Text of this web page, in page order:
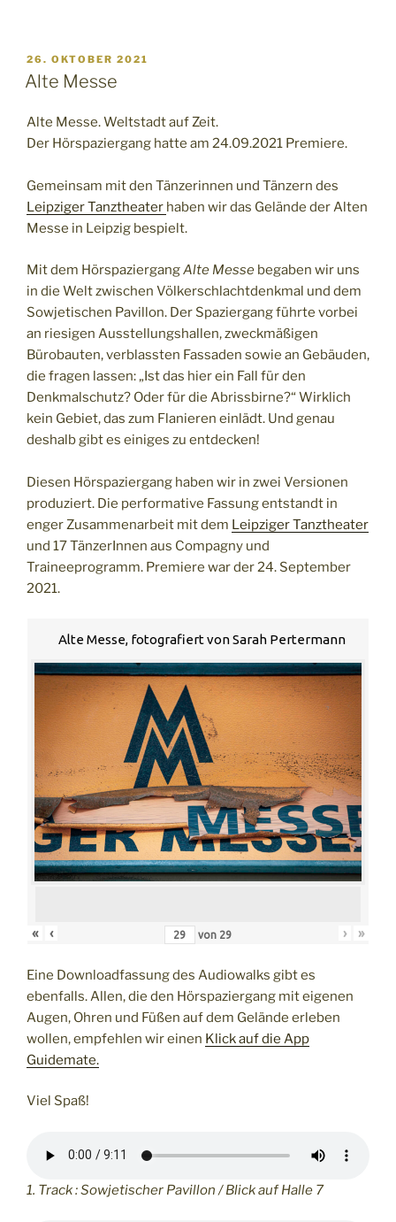
VERÖFFENTLICHT
AM
26. OKTOBER 2021
Alte Messe
Alte Messe. Weltstadt auf Zeit.
Der Hörspaziergang hatte am 24.09.2021 Premiere.
Gemeinsam mit den Tänzerinnen und Tänzern des
Leipziger Tanztheater haben wir das Gelände der Alten
Messe in Leipzig bespielt.
Mit dem HörspaziergangAlte Messe begaben wir uns
in die Welt zwischen Völkerschlachtdenkmal und dem
Sowjetischen Pavillon. Der Spaziergang führte vorbei
an riesigen Ausstellungshallen, zweckmäßigen
Bürobauten, verblassten Fassaden sowie an Gebäuden,
die fragen lassen: „Ist das hier ein Fall für den
Denkmalschutz? Oder für die Abrissbirne?“ Wirklich
kein Gebiet, das zum Flanieren einlädt. Und genau
deshalb gibt es einiges zu entdecken!
Diesen Hörspaziergang haben wir in zwei Versionen
produziert. Die performative Fassung entstandt in
enger Zusammenarbeit mit dem Leipziger Tanztheater
und 17 TänzerInnen aus Compagny und
Traineeprogramm. Premiere war der 24. September
2021.
Alte Messe, fotografiert von Sarah Pertermann
« ‹ von 29 › »
Eine Downloadfassung des Audiowalks gibt es
ebenfalls. Allen, die den Hörspaziergang mit eigenen
Augen, Ohren und Füßen auf dem Gelände erleben
wollen, empfehlen wir einen Klick auf die App
Guidemate.
Viel Spaß!
1. Track : Sowjetischer Pavillon / Blick auf Halle 7